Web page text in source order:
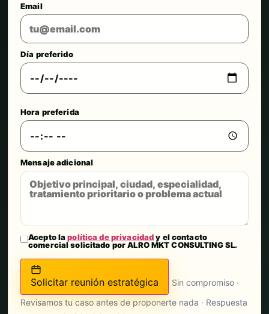
Email
Día preferido
Hora preferida
Mensaje adicional
Acepto lapolítica de privacidady el contacto
comercial solicitado por ALRO MKT CONSULTING SL.
Solicitar reunión estratégica
Sin compromiso ·
Revisamos tu caso antes de proponerte nada · Respuesta